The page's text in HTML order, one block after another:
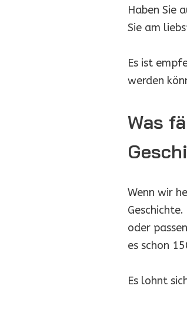
Haben Sie
Sie am
Es ist
werden
Was
Wenn wir
oder
es schon
Es lohnt